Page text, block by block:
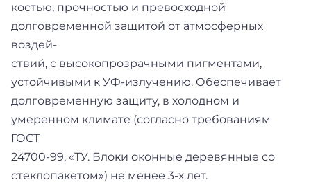
костью, прочностью и превосходной
долговременной защитой от атмосферных
воздей-
ствий, с высокопрозрачными пигментами,
устойчивыми к УФ-излучению. Обеспечивает
долговременную защиту, в холодном и
умеренном климате (согласно требованиям
ГОСТ
24700-99, «ТУ. Блоки оконные деревянные со
стеклопакетом») не менее 3-х лет.